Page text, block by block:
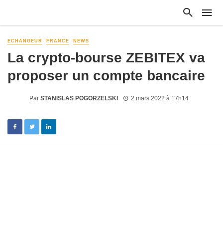
ECHANGEUR FRANCE NEWS
La crypto-bourse ZEBITEX va
proposer un compte bancaire
Par STANISLAS POGORZELSKI 2 mars 2022 à 17h14